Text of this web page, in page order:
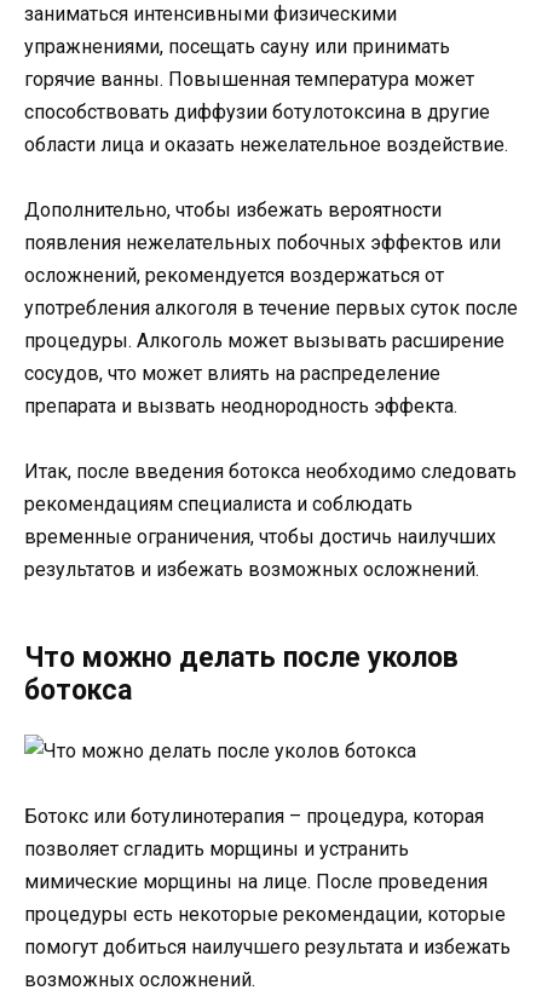
заниматься интенсивными физическими
упражнениями, посещать сауну или принимать
горячие ванны. Повышенная температура может
способствовать диффузии ботулотоксина в другие
области лица и оказать нежелательное воздействие.
Дополнительно, чтобы избежать вероятности
появления нежелательных побочных эффектов или
осложнений, рекомендуется воздержаться от
употребления алкоголя в течение первых суток после
процедуры. Алкоголь может вызывать расширение
сосудов, что может влиять на распределение
препарата и вызвать неоднородность эффекта.
Итак, после введения ботокса необходимо следовать
рекомендациям специалиста и соблюдать
временные ограничения, чтобы достичь наилучших
результатов и избежать возможных осложнений.
Что можно делать после уколов
ботокса
Ботокс или ботулинотерапия – процедура, которая
позволяет сгладить морщины и устранить
мимические морщины на лице. После проведения
процедуры есть некоторые рекомендации, которые
помогут добиться наилучшего результата и избежать
возможных осложнений.